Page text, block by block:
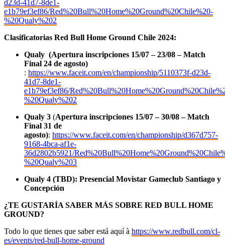
d23d-41d7-8de1-
e1b79ef3ef86/Red%20Bull%20Home%20Ground%20Chile%20-
%20Qualy%202
Clasificatorias Red Bull Home Ground Chile 2024:
Qualy (Apertura inscripciones 15/07 – 23/08 – Match
Final 24 de agosto)
: https://www.faceit.com/en/championship/5110373f-d23d-
41d7-8de1-
e1b79ef3ef86/
%20Qualy%202
Qualy 3 (Apertura inscripciones 15/07 – 30/08 – Match
Final 31 de
agosto): https://www.faceit.com/en/championship/d367d757-
9168-4bca-af1e-
36d2802b5921/
%20Qualy%203
Qualy 4 (TBD): Presencial Movistar Gameclub Santiago y
Concepción
¿TE GUSTARÍA SABER MÁS SOBRE RED BULL HOME
GROUND?
Todo lo que tienes que saber está aquí à https://www.redbull.com/cl-
es/events/red-bull-home-ground